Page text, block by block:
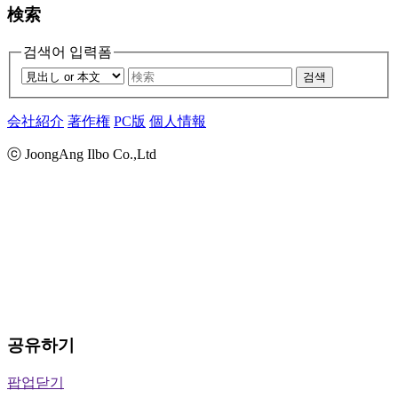
検索
검색어 입력폼
검색
会社紹介 著作権 PC版 個人情報
ⓒ JoongAng Ilbo Co.,Ltd
공유하기
팝업닫기